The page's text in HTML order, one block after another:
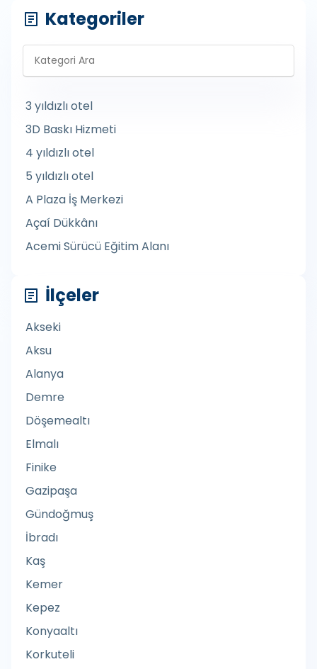
Kategoriler
3 yıldızlı otel
3D Baskı Hizmeti
4 yıldızlı otel
5 yıldızlı otel
A Plaza İş Merkezi
Açaí Dükkânı
Acemi Sürücü Eğitim Alanı
Açık Hava Mobilyaları Mağazası
Acil Diş Hizmeti
Acil Servis
Aciz Hali Danışmanlık Hizmetleri
Adliye Sarayı
İlçeler
Akseki
Aksu
Alanya
Demre
Döşemealtı
Elmalı
Finike
Gazipaşa
Gündoğmuş
İbradı
Kaş
Kemer
Kepez
Konyaaltı
Korkuteli